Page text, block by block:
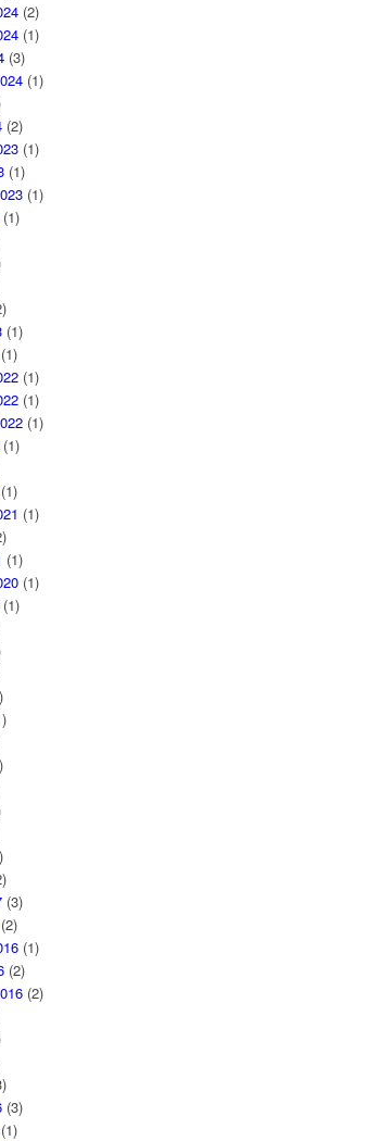
(2)
(1)
(3)
(1)
(2)
(1)
(1)
(1)
(1)
(1)
(1)
(1)
(1)
(1)
(1)
(1)
(1)
(1)
(1)
(1)
(3)
(2)
(1)
(2)
(2)
(3)
(1)